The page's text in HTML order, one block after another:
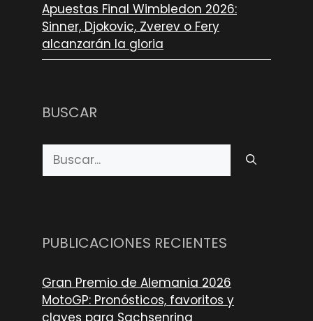
Apuestas Final Wimbledon 2026:
Sinner, Djokovic, Zverev o Fery
alcanzarán la gloria
BUSCAR
Buscar:
PUBLICACIONES RECIENTES
Gran Premio de Alemania 2026
MotoGP: Pronósticos, favoritos y
claves para Sachsenring